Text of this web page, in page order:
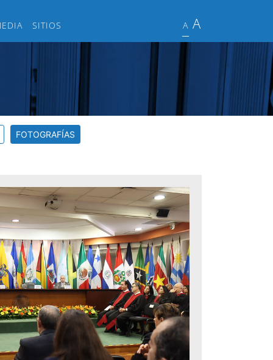
SITIOS A A
FOTOGRAFÍAS